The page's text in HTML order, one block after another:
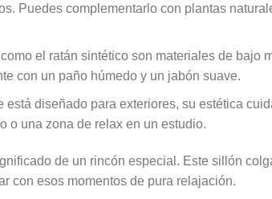
Puedes complementarlo con plantas
el ratán sintético son materiales de bajo
con un paño húmedo y un jabón suave.
está diseñado para exteriores, su estética
o una zona de relax en un estudio.
de un rincón especial. Este sillón
con esos momentos de pura relajación.